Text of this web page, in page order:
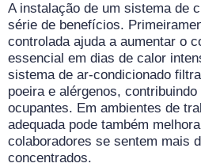
A instalação de um sistema de
série de benefícios.
controlada ajuda a aumentar o
essencial em dias de calor
sistema de ar-condicionado
poeira e alérgenos,
ocupantes. Em ambientes de
adequada pode também
colaboradores se sentem mais
concentrados.